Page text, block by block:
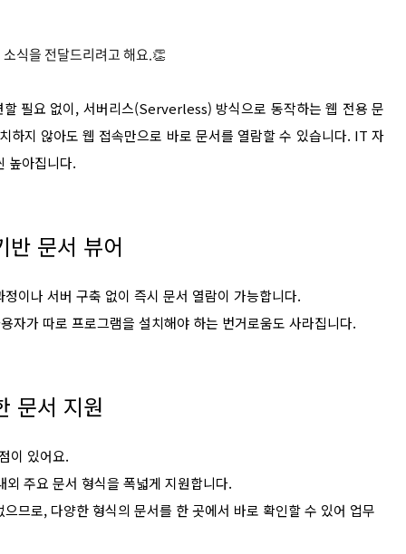
식을 전달드리려고 해요.👏
필요 없이, 서버리스(Serverless) 방식으로 동작하는 웹 전용 문
하지 않아도 웹 접속만으로 바로 문서를 열람할 수 있습니다. IT 자
높아집니다.
반 문서 뷰어
이나 서버 구축 없이 즉시 문서 열람이 가능합니다.
자가 따로 프로그램을 설치해야 하는 번거로움도 사라집니다.
문서 지원
이 있어요.
주요 문서 형식을 폭넓게 지원합니다.
므로, 다양한 형식의 문서를 한 곳에서 바로 확인할 수 있어 업무